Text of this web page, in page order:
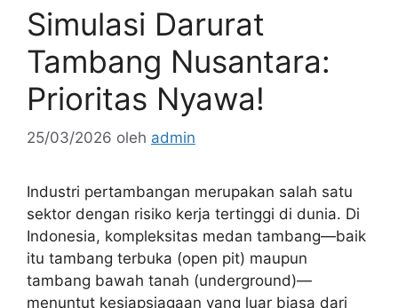
Simulasi Darurat
Tambang Nusantara:
Prioritas Nyawa!
25/03/2026 oleh admin
Industri pertambangan merupakan salah satu
sektor dengan risiko kerja tertinggi di dunia. Di
Indonesia, kompleksitas medan tambang—baik
itu tambang terbuka (open pit) maupun
tambang bawah tanah (underground)—
menuntut kesiapsiagaan yang luar biasa dari